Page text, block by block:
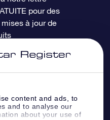
content and ads, to
and to analyse our
about your use of
posées pour des
à jour de